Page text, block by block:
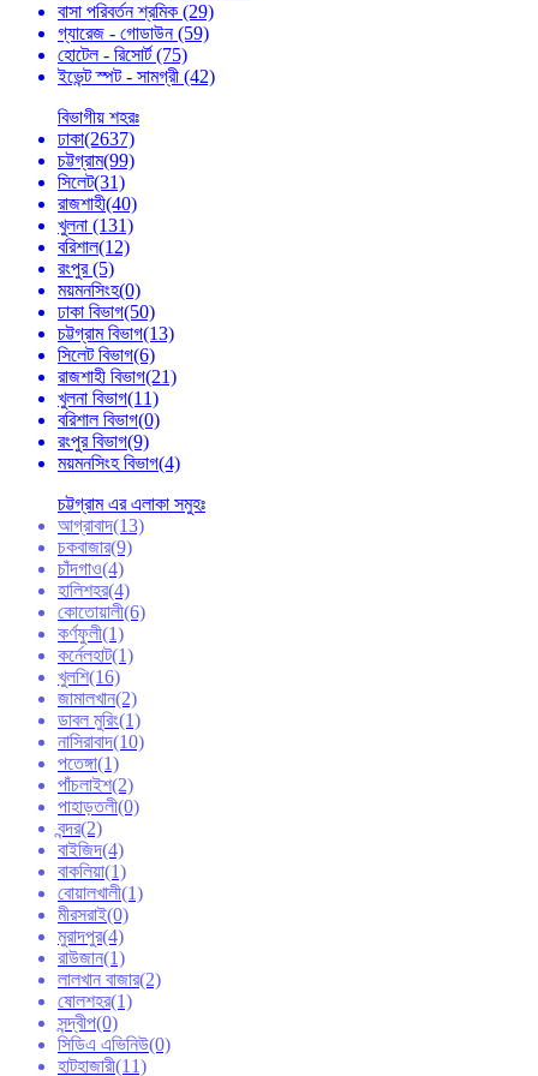
বাসা পরিবর্তন শ্রমিক (29)
গ্যারেজ - গোডাউন(59)
হোটেল - রিসোর্ট(75)
ইভেন্ট স্পট - সামগ্রী (42)
বিভাগীয় শহরঃ
ঢাকা(2637)
চট্টগ্রাম(99)
সিলেট(31)
রাজশাহী(40)
খুলনা (131)
বরিশাল(12)
রংপুর(5)
ময়মনসিংহ(0)
ঢাকা বিভাগ(50)
চট্টগ্রাম বিভাগ(13)
সিলেট বিভাগ(6)
রাজশাহী বিভাগ(21)
খুলনা বিভাগ(11)
বরিশাল বিভাগ(0)
রংপুর বিভাগ(9)
ময়মনসিংহ বিভাগ(4)
চট্টগ্রাম এর এলাকা সমুহঃ
আগ্রাবাদ(13)
চকবাজার(9)
চাঁদগাও(4)
হালিশহর(4)
কোতোয়ালী(6)
কর্ণফুলী(1)
কর্নেলহাট(1)
খুলশি(16)
জামালখান(2)
ডাবল মুরিং(1)
নাসিরাবাদ(10)
পতেঙ্গা(1)
পাঁচলাইশ(2)
পাহাড়তলী(0)
বন্দর(2)
বাইজিদ(4)
বাকলিয়া(1)
বোয়ালখালী(1)
মীরসরাই(0)
মুরাদপুর(4)
রাউজান(1)
লালখান বাজার(2)
ষোলশহর(1)
সন্দ্বীপ(0)
সিডিএ এভিনিউ(0)
হাটহাজারী(11)